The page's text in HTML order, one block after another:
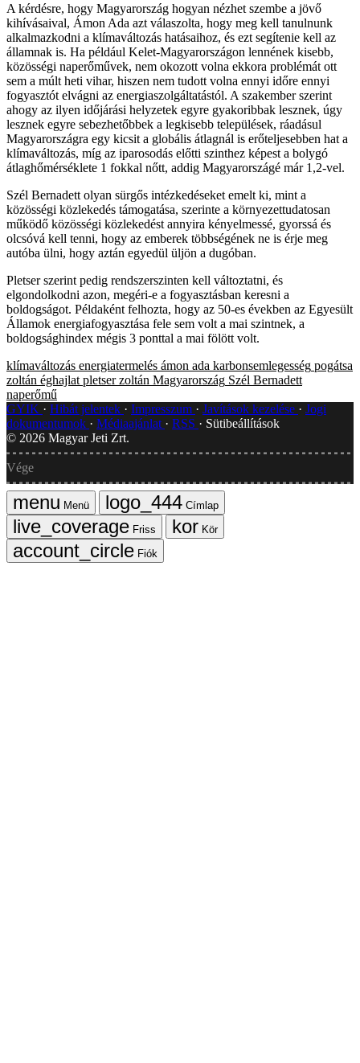
A kérdésre, hogy Magyarország hogyan nézhet szembe a jövő
kihívásaival, Ámon Ada azt válaszolta, hogy meg kell tanulnunk
alkalmazkodni a klímaváltozás hatásaihoz, és ezt segítenie kell az
államnak is. Ha például Kelet-Magyarországon lennének kisebb,
közösségi naperőművek, nem okozott volna ekkora problémát ott
sem a múlt heti vihar, hiszen nem tudott volna ennyi időre ennyi
fogyasztót elvágni az energiaszolgáltatástól. A szakember szerint
ahogy az ilyen időjárási helyzetek egyre gyakoribbak lesznek, úgy
lesznek egyre sebezhetőbbek a legkisebb települések, ráadásul
Magyarországra egy kicsit a globális átlagnál is erőteljesebben hat a
klímaváltozás, míg az iparosodás előtti szinthez képest a bolygó
átlaghőmérséklete 1 fokkal nőtt, addig Magyarországé már 1,2-vel.
Szél Bernadett olyan sürgős intézkedéseket emelt ki, mint a
közösségi közlekedés támogatása, szerinte a környezettudatosan
működő közösségi közlekedést annyira kényelmessé, gyorssá és
olcsóvá kell tenni, hogy az emberek többségének ne is érje meg
autóba ülni, hogy aztán egyedül üljön a dugóban.
Pletser szerint pedig rendszerszinten kell változtatni, és
elgondolkodni azon, megéri-e a fogyasztásban keresni a
boldogságot. Példaként felhozta, hogy az 50-es években az Egyesült
Államok energiafogyasztása fele sem volt a mai szintnek, a
boldogsághindex mégis 3 ponttal a mai fölött volt.
klímaváltozás energiatermelés ámon ada karbonsemlegesség pogátsa
zoltán éghajlat pletser zoltán Magyarország Szél Bernadett
naperőmű
GYIK
Hibát jelentek Impresszum Javítások kezelése
Jogi
dokumentumok
Médiaajánlat RSS
Sütibeállítások
© 2026 Magyar Jeti Zrt.
Vége
Menü
Címlap
Friss
Kör
Fiók